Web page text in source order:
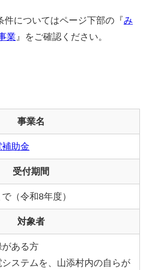
件についてはページ下部の『み
業 』をご確認ください。
事業名
助金
受付期間
（令和8年度）
対象者
ある方
ステムを、山添村内の自らが